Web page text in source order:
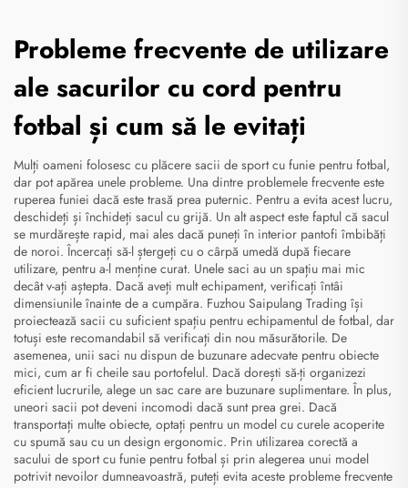
Probleme frecvente de utilizare
ale sacurilor cu cord pentru
fotbal și cum să le evitați
Mulți oameni folosesc cu plăcere sacii de sport cu funie pentru fotbal,
dar pot apărea unele probleme. Una dintre problemele frecvente este
ruperea funiei dacă este trasă prea puternic. Pentru a evita acest lucru,
deschideți și închideți sacul cu grijă. Un alt aspect este faptul că sacul
se murdărește rapid, mai ales dacă puneți în interior pantofi îmbibăți
de noroi. Încercați să-l ștergeți cu o cârpă umedă după fiecare
utilizare, pentru a-l menține curat. Unele saci au un spațiu mai mic
decât v-ați aștepta. Dacă aveți mult echipament, verificați întâi
dimensiunile înainte de a cumpăra. Fuzhou Saipulang Trading își
proiectează sacii cu suficient spațiu pentru echipamentul de fotbal, dar
totuși este recomandabil să verificați din nou măsurătorile. De
asemenea, unii saci nu dispun de buzunare adecvate pentru obiecte
mici, cum ar fi cheile sau portofelul. Dacă dorești să-ți organizezi
eficient lucrurile, alege un sac care are buzunare suplimentare. În plus,
uneori sacii pot deveni incomodi dacă sunt prea grei. Dacă
transportați multe obiecte, optați pentru un model cu curele acoperite
cu spumă sau cu un design ergonomic. Prin utilizarea corectă a
sacului de sport cu funie pentru fotbal și prin alegerea unui model
potrivit nevoilor dumneavoastră, puteți evita aceste probleme frecvente